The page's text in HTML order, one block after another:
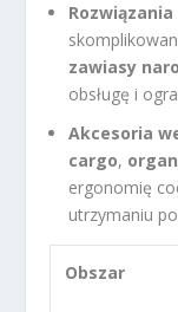
zawiasy
obsługę i
Akcesoria
cargo,
ergonomię
utrzymaniu
Obszar